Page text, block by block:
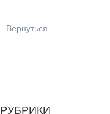
Вернуться